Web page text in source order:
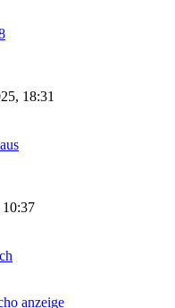
18:31
10:37
anzeige